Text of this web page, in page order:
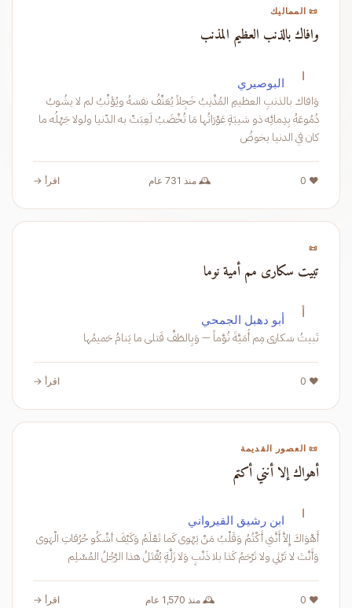
📜 المماليك
وافاك بالذنب العظيم المذنب
ا البوصيري
وَافاك بالذنبِ العظيمِ المُذْنِبُ خَجِلاً يُعَنِّفُ نفسَهُ ويُؤَنِّبُ لم لا يشُوبُ
دُمُوعَهُ بِدِمائِه ذو شيبَةٍ عَوْرَاتُها مَا تُخْضَبُ لَعِبَتْ به الدّنيا ولولا جَهْلُه ما
كان في الدنيا يخوضُ
❤️ 0 🕰️ منذ 731 عام اقرأ →
📜
تبيت سكارى مم أمية نوما
أ أبو دهبل الجمحي
تَبيتُ سَكارى مِم أُمَيَّةَ نُوَّماً — وَبِالطَفِّ قَتلى ما يَنامُ حَميمُها
❤️ 0 اقرأ →
📜 العصور القديمة
أهواك إلا أنني أكتم
ا ابن رشيق القيرواني
أَهْوَاكَ إِلاَّ أَنَّني أَكْتُمُ وَقَلْبُ مَنْ يَهْوى كَما تَعْلَمُ وَكَيْفَ أشْكُو حُرُقاتِ الْهَوى
وَأَنْتَ لا تَرْثي ولا تَرْحَمُ كَذا بلا ذَنْبٍ وَلا زَلَّةٍ يُقْتَلُ هذا الرَّجُلُ المُسْلِم
❤️ 0 🕰️ منذ 1,570 عام اقرأ →